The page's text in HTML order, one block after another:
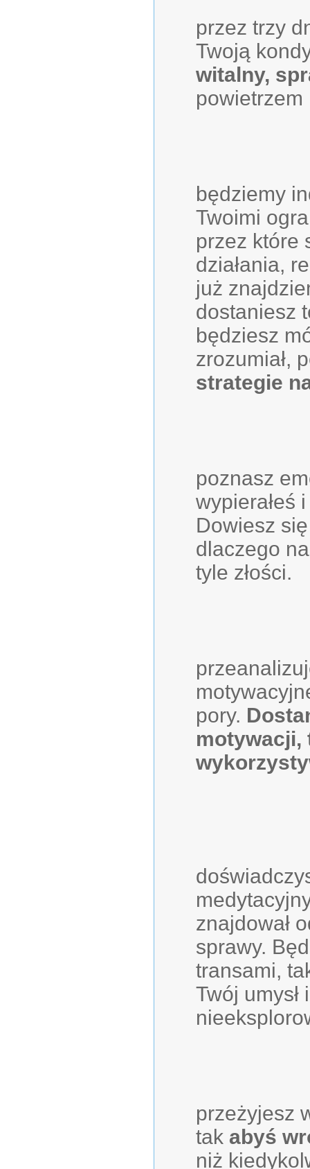
przez trzy
Twoją
witalny,
powietrzem
będziemy
Twoimi
przez które
działania,
już
dostaniesz
będziesz
zrozumiał,
strategie
poznasz
wypierałeś
Dowiesz
dlaczego
tyle złości.
pory.
motywacji,
znajdował
sprawy.
transami,
Twój umysł
przeżyjesz
tak abyś
niż